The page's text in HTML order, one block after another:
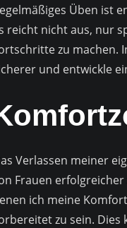
Üben ist
reicht nicht aus, nur
zu machen.
und entwickle
Verlassen meiner
Frauen
ich meine
zu sein. Dies